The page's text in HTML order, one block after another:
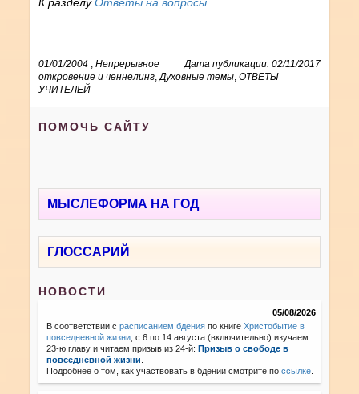
01/01/2004 Дата публикации: 02/11/2017
,Непрерывное
откровение и ченнелинг ,Духовные темы ,ОТВЕТЫ
УЧИТЕЛЕЙ
ПОМОЧЬ САЙТУ
МЫСЛЕФОРМА НА ГОД
ГЛОССАРИЙ
НОВОСТИ
05/08/2026
В соответствии срасписанием бдения по книгеХристобытие в
повседневной жизни , с 6 по 14 августа (включительно) изучаем
23-ю главу и читаем призыв из 24-й:Призыв о свободе в
повседневной жизни
Подробнее о том, как участвовать в бдении смотрите поссылке